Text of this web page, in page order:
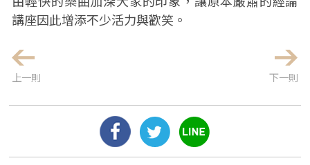
講座因此增添不少活力與歡笑。
上一則 下一則